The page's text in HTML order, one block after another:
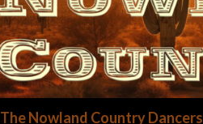
The Nowland Country Dancers